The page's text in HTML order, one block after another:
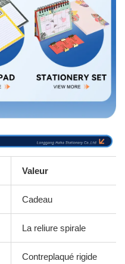
Valeur
Cadeau
La reliure spirale
Contreplaqué rigide